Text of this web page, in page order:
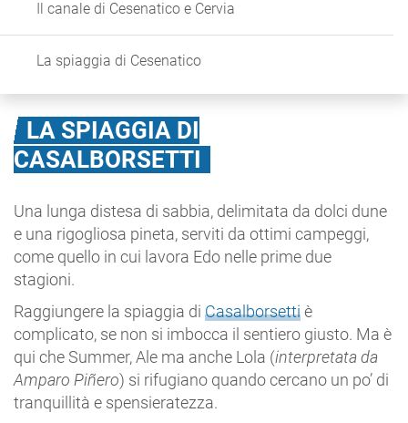
Il canale di Cesenatico e Cervia
La spiaggia di Cesenatico
LA SPIAGGIA DI
CASALBORSETTI
Una lunga distesa di sabbia, delimitata da dolci dune
e una rigogliosa pineta, serviti da ottimi campeggi,
come quello in cui lavora Edo nelle prime due
stagioni.
Raggiungere la spiaggia di Casalborsettiè
complicato, se non si imbocca il sentiero giusto. Ma è
qui che Summer, Ale ma anche Lola (interpretata da
Amparo Piñero) si rifugiano quando cercano un po’ di
tranquillità e spensieratezza.